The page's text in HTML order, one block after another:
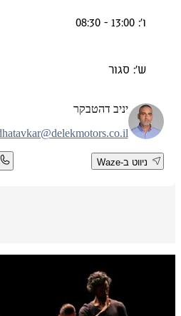
ש': סגור
יניב דהטבקר
y.dhatavkar@delekmotors.co.il
ניווט ב-Waze חיוג